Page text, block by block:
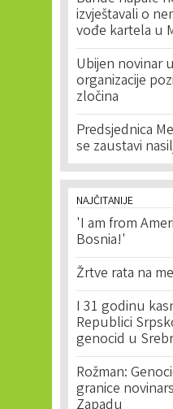
izvještavali o
vođe kartela u
Ubijen novinar
organizacije
zločina
Predsjednica
se zaustavi
NAJČITANIJE
'I am from
Bosnia!'
Žrtve rata na
I 31 godinu
Republici
genocid u
Rožman:
granice